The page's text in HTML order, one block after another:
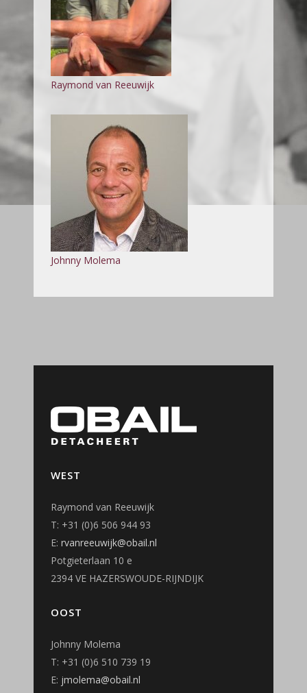
Raymond van Reeuwijk
Johnny Molema
WEST
Raymond van Reeuwijk
T: +31 (0)6 506 944 93
E: rvanreeuwijk@obail.nl
Potgieterlaan 10 e
2394 VE HAZERSWOUDE-RIJNDIJK
OOST
Johnny Molema
T: +31 (0)6 510 739 19
E: jmolema@obail.nl